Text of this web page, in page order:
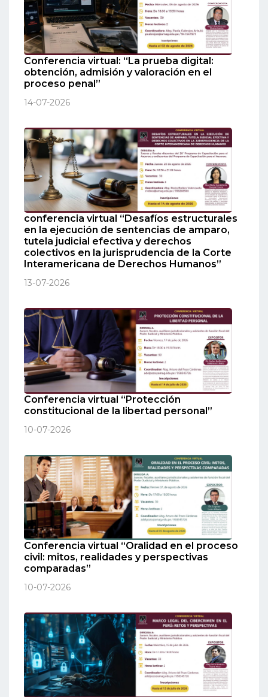
Conferencia virtual: “La prueba digital:
obtención, admisión y valoración en el
proceso penal”
14-07-2026
conferencia virtual “Desafíos estructurales
en la ejecución de sentencias de amparo,
tutela judicial efectiva y derechos
colectivos en la jurisprudencia de la Corte
Interamericana de Derechos Humanos”
13-07-2026
Conferencia virtual “Protección
constitucional de la libertad personal”
10-07-2026
Conferencia virtual “Oralidad en el proceso
civil: mitos, realidades y perspectivas
comparadas”
10-07-2026